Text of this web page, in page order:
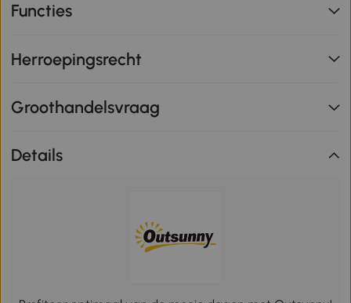
Functies
Herroepingsrecht
Groothandelsvraag
Details